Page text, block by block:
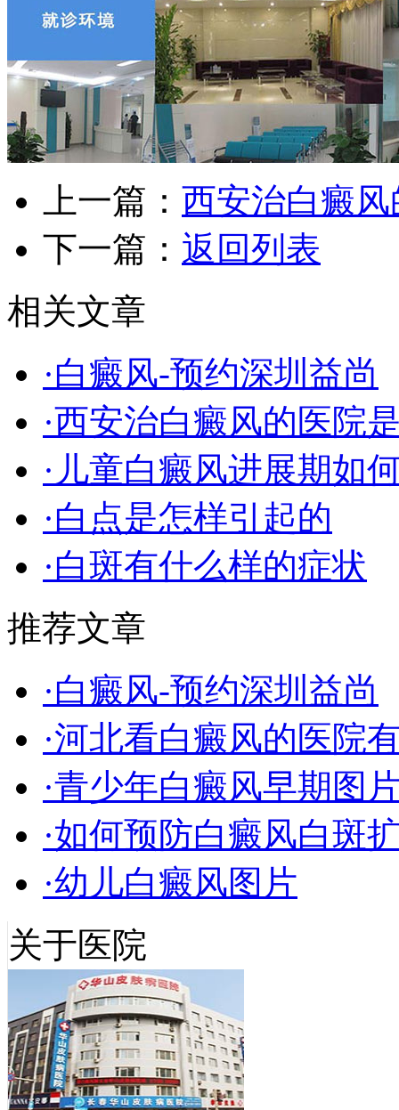
上一篇： 西安治白癜
下一篇： 返回列表
相关文章
·白癜风-预约深圳益尚
·西安治白癜风的医院
·儿童白癜风进展期如
·白点是怎样引起的
·白斑有什么样的症状
推荐文章
·白癜风-预约深圳益尚
·河北看白癜风的医院
·青少年白癜风早期图
·如何预防白癜风白斑
·幼儿白癜风图片
关于医院